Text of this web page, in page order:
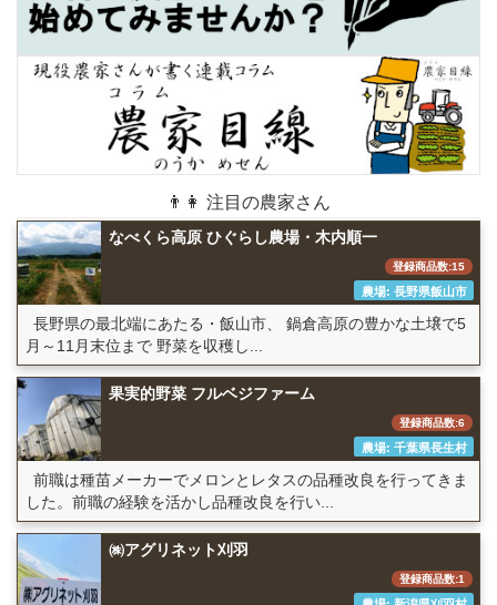
👨👩 注目の農家さん
なべくら高原 ひぐらし農場・木内順一
登録商品数:15
農場: 長野県飯山市
長野県の最北端にあたる・飯山市、 鍋倉高原の豊かな土壌で5
月～11月末位まで 野菜を収穫し...
果実的野菜 フルベジファーム
登録商品数:6
農場: 千葉県長生村
前職は種苗メーカーでメロンとレタスの品種改良を行ってきま
した。前職の経験を活かし品種改良を行い...
㈱アグリネット刈羽
登録商品数:1